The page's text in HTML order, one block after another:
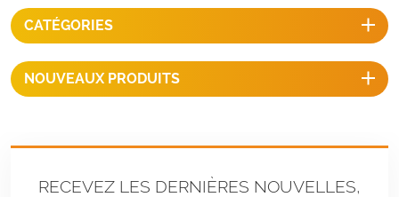
argent, montage sur les toits
de camping-car, remorques,
bateaux, véhicules de loisirs
ou yachts, montage idéal pour
l'installation de panneaux
solaires.
CATÉGORIES
NOUVEAUX PRODUITS
RECEVEZ LES DERNIÈRES NOUVELLES,